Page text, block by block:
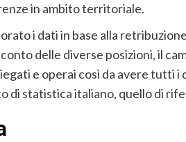
in ambito territoriale.
i dati in base alla
delle diverse posizioni, il
e operai così da avere tutti i
di statistica italiano, quello di